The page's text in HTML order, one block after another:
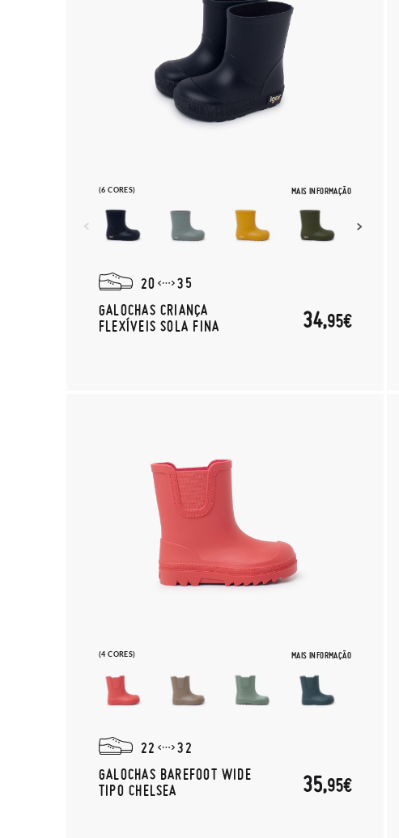
(6 CORES) MAIS INFORMAÇÃO
20
35
GALOCHAS CRIANÇA
FLEXÍVEIS SOLA FINA
34,95€
(4 CORES) MAIS INFORMAÇÃO
22
32
GALOCHAS BAREFOOT WIDE
TIPO CHELSEA
35,95€